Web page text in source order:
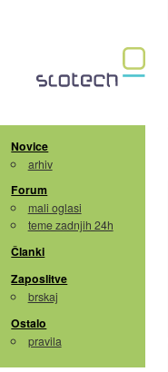
Novice
arhiv
Forum
mali oglasi
teme zadnjih 24h
Članki
Zaposlitve
brskaj
Ostalo
pravila